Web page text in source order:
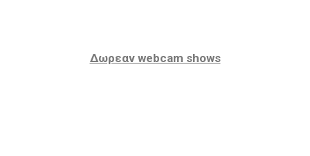
Δωρεαν webcam shows